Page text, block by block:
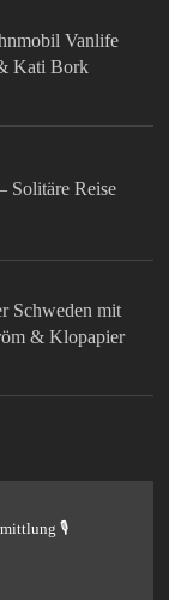
Vanlife
Kati Bork
Solitäre Reise
Schweden mit
& Klopapier
🎙️